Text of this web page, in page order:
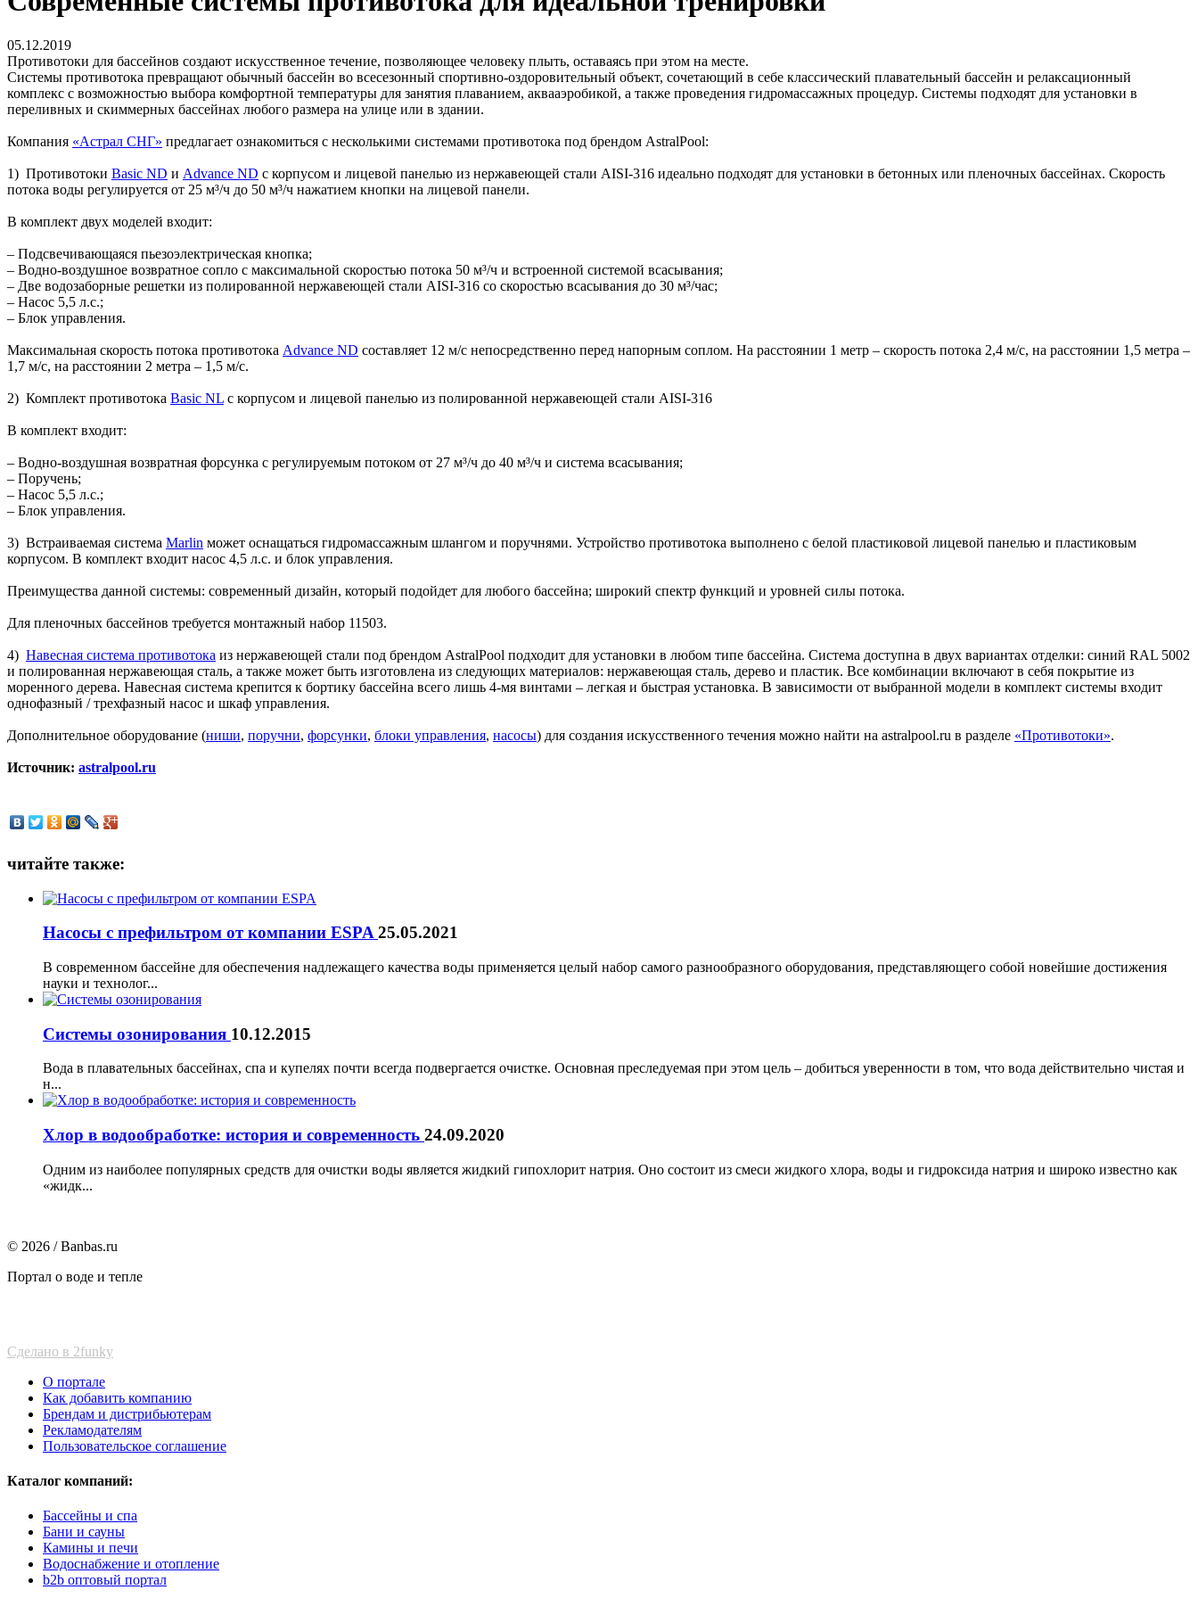
05.12.2019
Противотоки для бассейнов создают искусственное течение, позволяющее человеку плыть, оставаясь при этом на месте.
Системы противотока превращают обычный бассейн во всесезонный спортивно-оздоровительный объект, сочетающий в себе классический плавательный бассейн и релаксационный
комплекс с возможностью выбора комфортной температуры для занятия плаванием, аквааэробикой, а также проведения гидромассажных процедур. Системы подходят для установки в
переливных и скиммерных бассейнах любого размера на улице или в здании.
Компания «Астрал СНГ» предлагает ознакомиться с несколькими системами противотока под брендом AstralPool:
1) Противотоки Basic ND и Advance ND с корпусом и лицевой панелью из нержавеющей стали AISI-316 идеально подходят для установки в бетонных или пленочных бассейнах. Скорость
потока воды регулируется от 25 м³/ч до 50 м³/ч нажатием кнопки на лицевой панели.
В комплект двух моделей входит:
– Подсвечивающаяся пьезоэлектрическая кнопка;
– Водно-воздушное возвратное сопло с максимальной скоростью потока 50 м³/ч и встроенной системой всасывания;
– Две водозаборные решетки из полированной нержавеющей стали AISI-316 со скоростью всасывания до 30 м³/час;
– Насос 5,5 л.с.;
– Блок управления.
Максимальная скорость потока противотока Advance ND составляет 12 м/с непосредственно перед напорным соплом. На расстоянии 1 метр – скорость потока 2,4 м/с, на расстоянии 1,5 метра –
1,7 м/с, на расстоянии 2 метра – 1,5 м/с.
2) Комплект противотока Basic NL с корпусом и лицевой панелью из полированной нержавеющей стали AISI-316
В комплект входит:
– Водно-воздушная возвратная форсунка с регулируемым потоком от 27 м³/ч до 40 м³/ч и система всасывания;
– Поручень;
– Насос 5,5 л.с.;
– Блок управления.
3) Встраиваемая система Marlin может оснащаться гидромассажным шлангом и поручнями. Устройство противотока выполнено с белой пластиковой лицевой панелью и пластиковым
корпусом. В комплект входит насос 4,5 л.с. и блок управления.
Преимущества данной системы: современный дизайн, который подойдет для любого бассейна; широкий спектр функций и уровней силы потока.
Для пленочных бассейнов требуется монтажный набор 11503.
4) Навесная система противотока из нержавеющей стали под брендом AstralPool подходит для установки в любом типе бассейна. Система доступна в двух вариантах отделки: синий RAL 5002
и полированная нержавеющая сталь, а также может быть изготовлена из следующих материалов: нержавеющая сталь, дерево и пластик. Все комбинации включают в себя покрытие из
моренного дерева. Навесная система крепится к бортику бассейна всего лишь 4-мя винтами – легкая и быстрая установка. В зависимости от выбранной модели в комплект системы входит
однофазный / трехфазный насос и шкаф управления.
Дополнительное оборудование (ниши, поручни, форсунки, блоки управления, насосы) для создания искусственного течения можно найти на astralpool.ru в разделе «Противотоки».
Источник: astralpool.ru
читайте также:
Насосы с префильтром от компании ESPA25.05.2021
В современном бассейне для обеспечения надлежащего качества воды применяется целый набор самого разнообразного оборудования, представляющего собой новейшие достижения
науки и технолог...
Системы озонирования 10.12.2015
Вода в плавательных бассейнах, спа и купелях почти всегда подвергается очистке. Основная преследуемая при этом цель – добиться уверенности в том, что вода действительно чистая и
н...
Хлор в водообработке: история и современность 24.09.2020
Одним из наиболее популярных средств для очистки воды является жидкий гипохлорит натрия. Оно состоит из смеси жидкого хлора, воды и гидроксида натрия и широко известно как
«жидк...
© 2026 / Banbas.ru
Портал о воде и тепле
Сделано в 2funky
О портале
Как добавить компанию
Брендам и дистрибьютерам
Рекламодателям
Пользовательское соглашение
Каталог компаний:
Бассейны и спа
Бани и сауны
Камины и печи
Водоснабжение и отопление
b2b оптовый портал